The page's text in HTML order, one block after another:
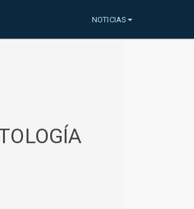
NOTICIAS